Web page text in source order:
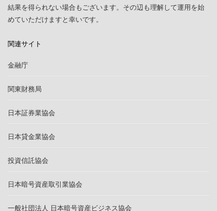
結果を得られない場合もございます。その辺も理解して運用を始
めていただけますと幸いです。
関連サイト
金融庁
関東財務局
日本証券業協会
日本貸金業協会
投資信託協会
日本暗号資産取引業協会
一般社団法人 日本暗号資産ビジネス協会